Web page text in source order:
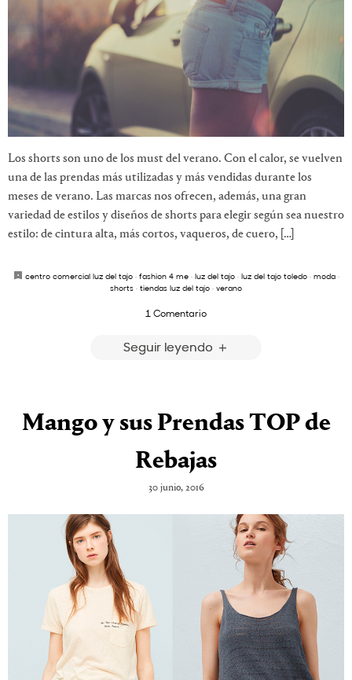
Los shorts son uno de los must del verano. Con el calor, se vuelven
una de las prendas más utilizadas y más vendidas durante los
meses de verano. Las marcas nos ofrecen, además, una gran
variedad de estilos y diseños de shorts para elegir según sea nuestro
estilo: de cintura alta, más cortos, vaqueros, de cuero, […]
centro comercial luz del tajo· fashion 4 me· luz del tajo· luz del tajo toledo· moda·
shorts · tiendas luz del tajo · verano
1 Comentario
Seguir leyendo
Mango y sus Prendas TOP de
Rebajas
30 junio, 2016